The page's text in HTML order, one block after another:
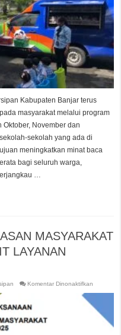
Kabupaten Banjar terus
masyarakat melalui program
November dan
sekolah yang ada di
meningkatkan minat baca
bagi seluruh warga,
…
MASYARAKAT
LAYANAN
Komentar Dinonaktifkan
(SKM)
TAHUN